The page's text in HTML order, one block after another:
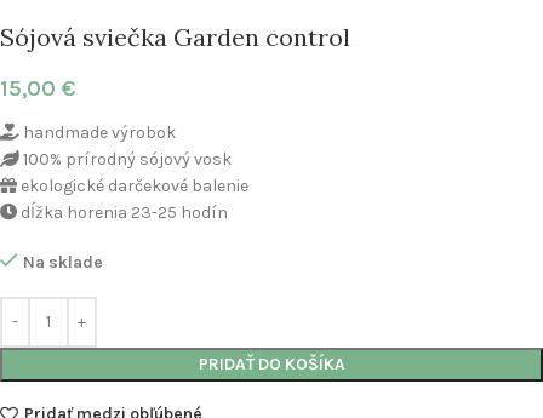
Sójová sviečka Garden control
15,00 €
handmade výrobok
100% prírodný sójový vosk
ekologické darčekové balenie
dĺžka horenia 23-25 hodín
Na sklade
PRIDAŤ DO KOŠÍKA